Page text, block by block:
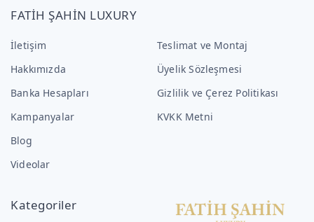
FATİH ŞAHİN LUXURY
İletişim
Hakkımızda
Banka Hesapları
Kampanyalar
Blog
Videolar
Teslimat ve Montaj
Üyelik Sözleşmesi
Gizlilik ve Çerez Politikası
KVKK Metni
Kategoriler